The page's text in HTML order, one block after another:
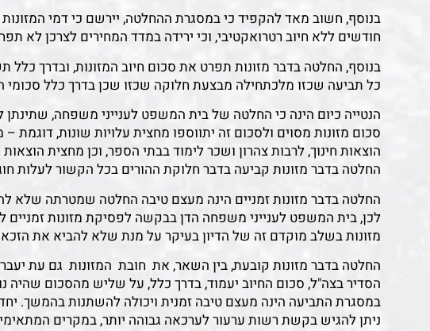
חודשים ללא חיוב רטרואקטיבי, וכי ירידה במדד המחירים לצרכן לא
בנוסף, החלטה בדבר מזונות תפרט את סכום חיוב המזונות, ובדרך
כל תביעה שכזו מלכתחילה מבצעת חלוקה שכזו שכן בדרך כלל סכומי
הנטייה כיום הינה כי החלטה של בית המשפט לענייני משפחה,
סכום מזונות מסוים ולסכום זה יתווספו מחצית עלויות שונות, דוגמת
הוצאות חינוך, לרבות צהרון ושכר לימוד בבתי הספר, וכן מחצית הוצאות
החלטה בדבר מזונות קביעה בדבר חלוקת ההורים בכל הקשור לעלות
החלטה בדבר מזונות זמניים הינה מעצם טיבה החלטה שמטרתה שלא
לכן, בית המשפט לענייני משפחה הדן בבקשה לפסיקת מזונות זמניים
מזונות בשלב מוקדם זה של הדיון בעיקר על מנת שלא להביא את
הסדיר בצה"ל, סכום החיוב יעמוד, בדרך כלל, על שליש מהסכום שהיה
במסגרת התביעה הינה מעצם טיבה זמנית ויכולה להשתנות בהמשך.
ניתן להגיש בקשת רשות ערעור לערכאה גבוהה יותר, במקרים